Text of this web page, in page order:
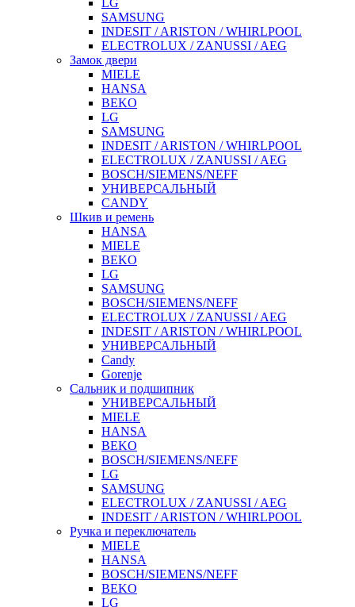
LG
SAMSUNG
INDESIT / ARISTON / WHIRLPOOL
ELECTROLUX / ZANUSSI / AEG
Замок двери
MIELE
HANSA
BEKO
LG
SAMSUNG
INDESIT / ARISTON / WHIRLPOOL
ELECTROLUX / ZANUSSI / AEG
BOSCH/SIEMENS/NEFF
УНИВЕРСАЛЬНЫЙ
CANDY
Шкив и ремень
HANSA
MIELE
BEKO
LG
SAMSUNG
BOSCH/SIEMENS/NEFF
ELECTROLUX / ZANUSSI / AEG
INDESIT / ARISTON / WHIRLPOOL
УНИВЕРСАЛЬНЫЙ
Candy
Gorenje
Сальник и подшипник
УНИВЕРСАЛЬНЫЙ
MIELE
HANSA
BEKO
BOSCH/SIEMENS/NEFF
LG
SAMSUNG
ELECTROLUX / ZANUSSI / AEG
INDESIT / ARISTON / WHIRLPOOL
Ручка и переключатель
MIELE
HANSA
BOSCH/SIEMENS/NEFF
BEKO
LG